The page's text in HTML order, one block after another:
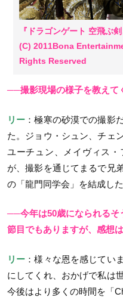
『ドラゴンゲート 空飛ぶ剣
(C) 2011Bona
Rights Reserved
──撮影現場の様子を教えて
リー ：極寒の砂漠での撮影
た。ジョウ・シュン、チェ
ユーチュン、メイヴィス
が、撮影を通じてまるで兄
の「龍門同学会」を結成した
──今年は50歳になられるそ
節目でもありますが、感想
リー ：様々な恩を感じてい
にしてくれ、おかげで私は
今後はより多くの時間を「